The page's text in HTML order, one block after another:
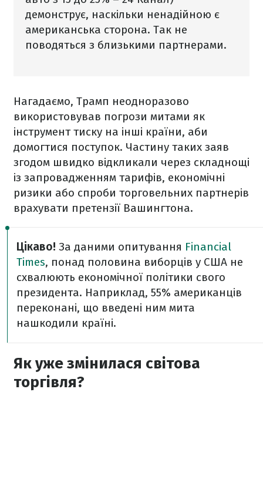
демонструє, наскільки ненадійною є
американська сторона. Так не
поводяться з близькими партнерами.
Нагадаємо, Трамп неодноразово
використовував погрози митами як
інструмент тиску на інші країни, аби
домогтися поступок. Частину таких заяв
згодом швидко відкликали через складнощі
із запровадженням тарифів, економічні
ризики або спроби торговельних партнерів
врахувати претензії Вашингтона.
Цікаво! За даними опитування Financial
Times, понад половина виборців у США не
схвалюють економічної політики свого
президента. Наприклад, 55% американців
переконані, що введені ним мита
нашкодили країні.
Як уже змінилася світова
торгівля?